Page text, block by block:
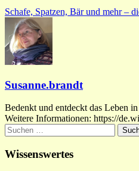
Schafe, Spatzen, Bär und mehr –
Susanne.brandt
Bedenkt und entdeckt das Leben
Weitere Informationen: https://
Suchen
nach:
Wissenswertes